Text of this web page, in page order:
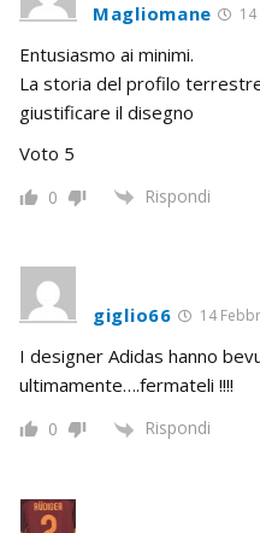
Magliomane
Entusiasmo ai minimi.
La storia del profilo
giustificare il disegno
Voto 5
0 Rispondi
giglio66 14
I designer Adidas hanno
ultimamente….fermateli !!!!
0 Rispondi